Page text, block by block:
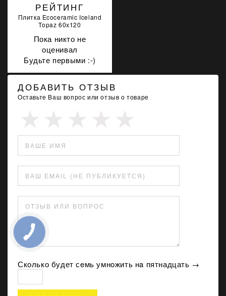
РЕЙТИНГ
Плитка Ecoceramic Iceland
Topaz 60х120
Пока никто не
оценивал
Будьте первыми :-)
ДОБАВИТЬ ОТЗЫВ
Оставьте Ваш вопрос или отзыв о товаре
ВАШЕ ИМЯ
ВАШ EMAIL (НЕ ПУБЛИКУЕТСЯ)
ОТЗЫВ ИЛИ ВОПРОС
Сколько будет сeмь умнoжить нa пятнадцать →